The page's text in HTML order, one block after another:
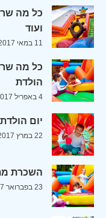
כל מה
ועוד
11 במאי 2017
כל מה
הולדת
4 באפריל 2017
יום
22 במרץ 2017
השכרת
23 בפברואר 2017